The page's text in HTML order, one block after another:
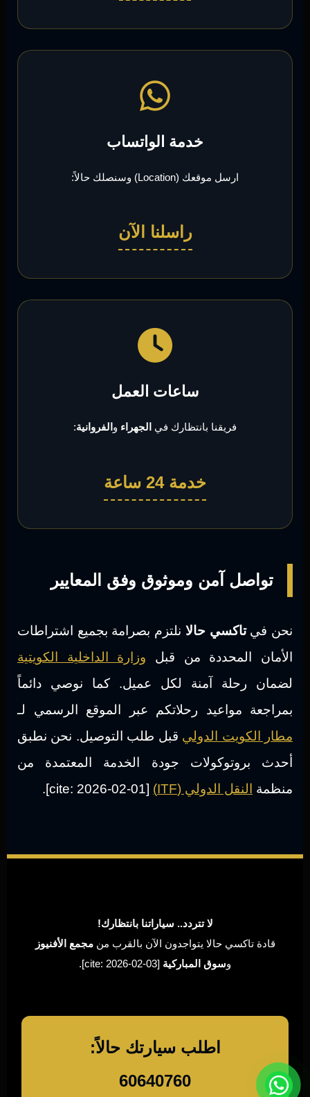
خدمة الواتساب
ارسل موقعك (Location) وسنصلك حالاً:
راسلنا الآن
ساعات العمل
فريقنا بانتظارك في الجهراء و الفروانية:
خدمة 24 ساعة
تواصل آمن وموثوق وفق المعايير
نحن فيتاكسي حالا نلتزم بصرامة بجميع اشتراطات
الأمان المحددة من قبل وزارة الداخلية الكويتية
لضمان رحلة آمنة لكل عميل. كما نوصي دائماً
بمراجعة مواعيد رحلاتكم عبر الموقع الرسمي لـ
مطار الكويت الدولي قبل طلب التوصيل. نحن نطبق
أحدث بروتوكولات جودة الخدمة المعتمدة من
منظمة النقل الدولي (ITF) [cite: 2026-02-01].
لا تتردد.. سياراتنا بانتظارك!
قادة تاكسي حالا يتواجدون الآن بالقرب منمجمع الأفنيوز
وسوق المباركية [cite: 2026-02-03].
اطلب سيارتك حالاً:
60640760